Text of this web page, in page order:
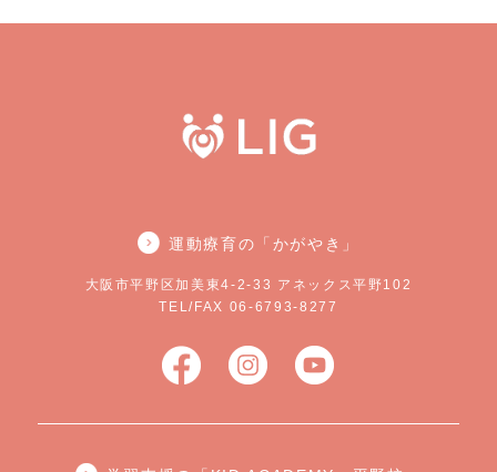
運動療育の「かがやき」
大阪市平野区加美東4-2-33 アネックス平野102
TEL/FAX 06-6793-8277